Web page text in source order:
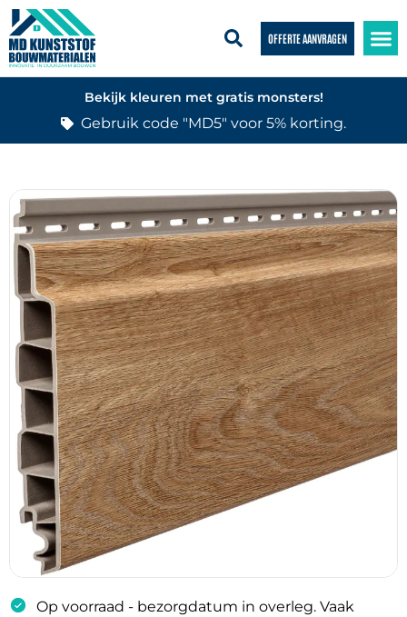
OFFERTE AANVRAGEN
Bekijk kleuren met gratis monsters!
Gebruik code "MD5" voor 5% korting.
Op voorraad - bezorgdatum in overleg. Vaak